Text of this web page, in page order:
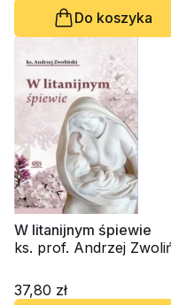
Do koszyka
W litanijnym śpiewie
ks. prof. Andrzej
37,80 zł